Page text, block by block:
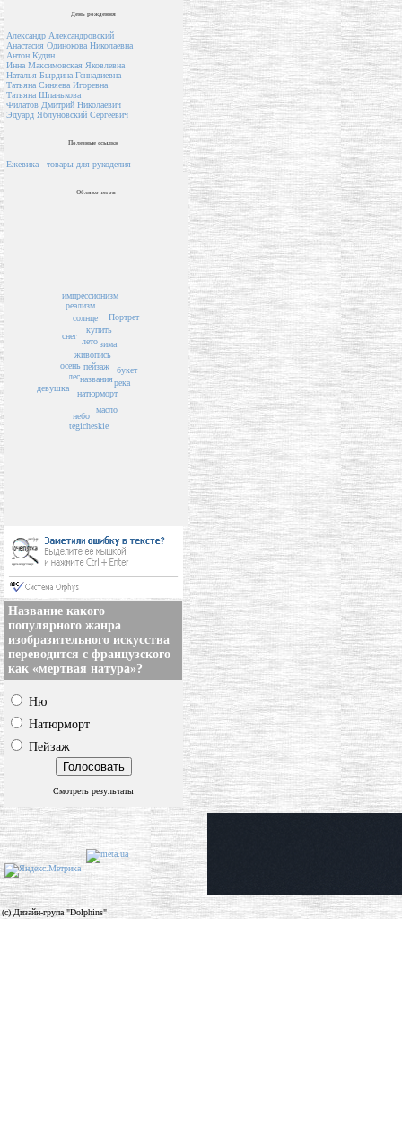
День рождения
Александр Александровский
Анастасия Одинокова Николаевна
Антон Кудин
Инна Максимовская Яковлевна
Наталья Бырдина Геннадиевна
Татьяна Синяева Игоревна
Татьяна Шпанькова
Филатов Дмитрий Николаевич
Эдуард Яблуновский Сергеевич
Полезные ссылки
Ежевика - товары для рукоделия
Облако тегов
пейзаж
названия
живопись
лето
натюрморт
купить
солнце
лес
зима
осень букет
масло
река
снег
tegicheskie
реализм
небо
импрессионизм
Портрет
девушка
Название какого
популярного жанра
изобразительного искусства
переводится с французского
как «мертвая натура»?
Ню
Натюрморт
Пейзаж
Смотреть результаты
(c) Дизайн-група "Dolphins"